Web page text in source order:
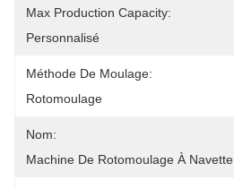
Max Production Capacity:
Personnalisé
Méthode De Moulage:
Rotomoulage
Nom:
Machine De Rotomoulage À Navette